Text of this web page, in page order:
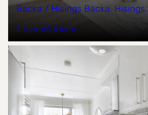
Backa / Hisings Backa, Hisings
2 rum 65,4 kvm